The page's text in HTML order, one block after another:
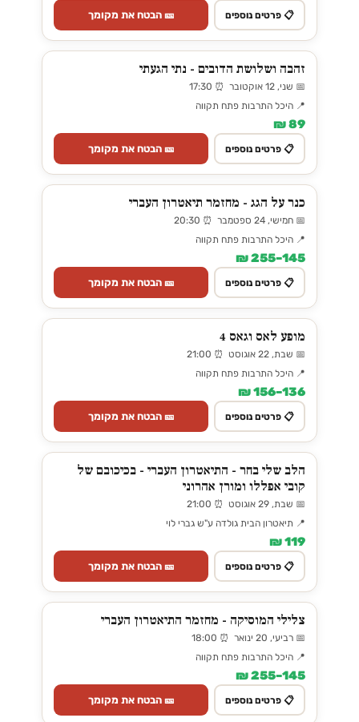
📋 פרטים נוספים 🎫 הבטח את מקומך
זהבה ושלושת הדובים - נתי הגעתי
📅 שני, 12 אוקטובר ⏰ 17:30
📍 היכל התרבות פתח תקווה
89 ₪
📋 פרטים נוספים 🎫 הבטח את מקומך
כנר על הגג - מחזמר תיאטרון העברי
📅 חמישי, 24 ספטמבר ⏰ 20:30
📍 היכל התרבות פתח תקווה
145–255 ₪
📋 פרטים נוספים 🎫 הבטח את מקומך
מופע לאס וגאס 4
📅 שבת, 22 אוגוסט ⏰ 21:00
📍 היכל התרבות פתח תקווה
136–156 ₪
📋 פרטים נוספים 🎫 הבטח את מקומך
הלב שלי בחר - התיאטרון העברי - בכיכובם של
קובי אפללו ומורן אהרוני
📅 שבת, 29 אוגוסט ⏰ 21:00
📍 תיאטרון הבית גולדה ע"ש גברי לוי
119 ₪
📋 פרטים נוספים 🎫 הבטח את מקומך
צלילי המוסיקה - מחזמר התיאטרון העברי
📅 רביעי, 20 ינואר ⏰ 18:00
📍 היכל התרבות פתח תקווה
145–255 ₪
📋 פרטים נוספים 🎫 הבטח את מקומך